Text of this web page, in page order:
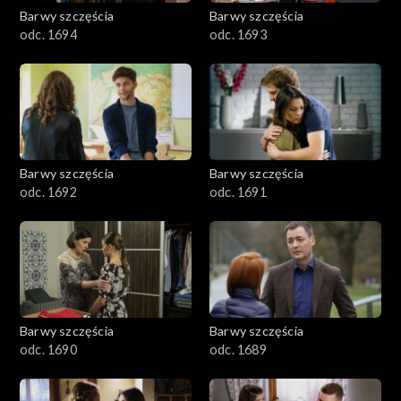
1801–1900
1701–1800
1601–1700
1501–1600
1401–1500
1301–1400
Barwy szczęścia
odc. 1694
Barwy szczęścia
odc. 1693
Barwy szczęścia
odc. 1692
Barwy szczęścia
odc. 1691
Barwy szczęścia
odc. 1690
Barwy szczęścia
odc. 1689